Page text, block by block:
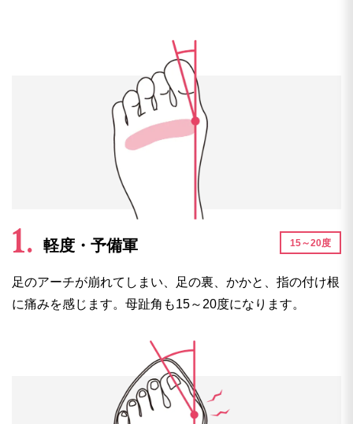
軽度・予備軍 15～20度
足のアーチが崩れてしまい、足の裏、かかと、指の付け根
に痛みを感じます。母趾角も15～20度になります。